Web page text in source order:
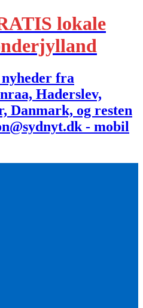
lokale
fra
Haderslev,
Danmark, og resten
- mobil